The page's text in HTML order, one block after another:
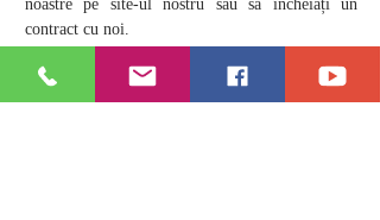
noastre pe site-ul nostru sau să încheiați un
contract cu noi.
pentru executarea unui contract (articolul 6
alineatul (1) litera (b) din Regulamentul general